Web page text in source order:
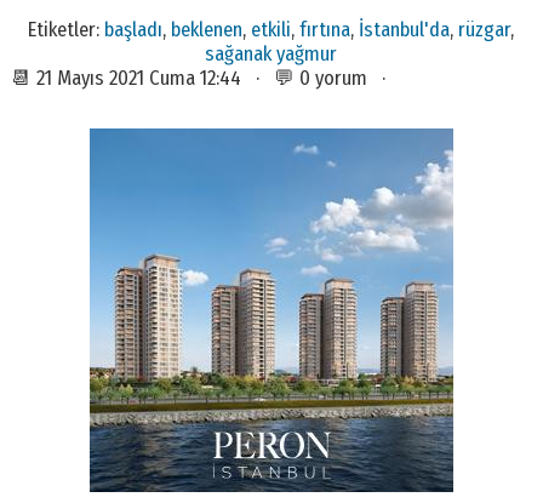
Etiketler: başladı, beklenen, etkili,fırtına, İstanbul'da, rüzgar,
sağanak yağmur
📆 21 Mayıs 2021 Cuma 12:44 · 💬 0 yorum ·